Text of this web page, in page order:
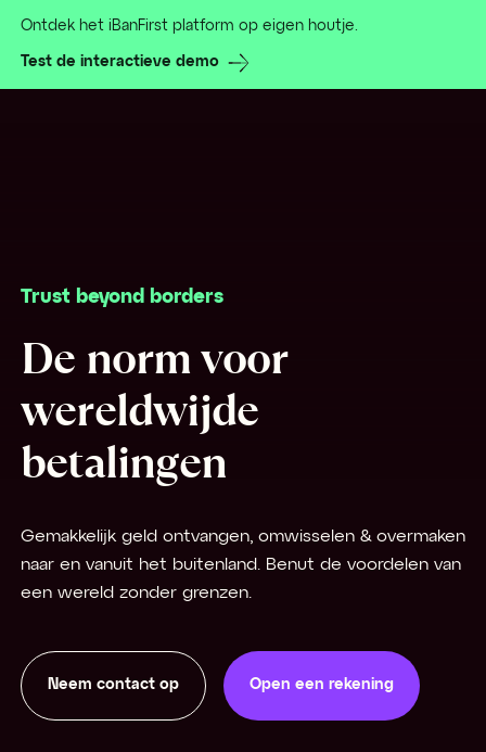
Ontdek het iBanFirst platform op eigen houtje.
Test de interactieve demo
Trust beyond borders
De norm voor
wereldwijde
betalingen
Gemakkelijk geld ontvangen, omwisselen & overmaken
naar en vanuit het buitenland. Benut de voordelen van
een wereld zonder grenzen.
Neem contact op Open een rekening
Open een rekening